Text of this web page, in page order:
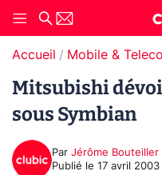
Accueil Mobile &
Mitsubishi
sous Symbian
Par Jérôme Bouteiller
Publié le 17 avril